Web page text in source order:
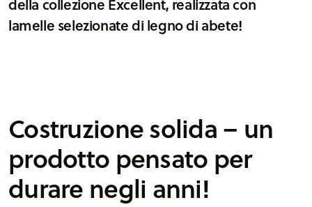
della collezione Excellent, realizzata con
lamelle selezionate di legno di abete!
Costruzione solida – un
prodotto pensato per
durare negli anni!